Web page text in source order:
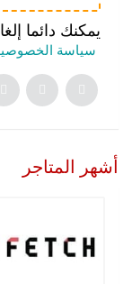
يمكنك دائما
سياسة
أشهر المتاجر